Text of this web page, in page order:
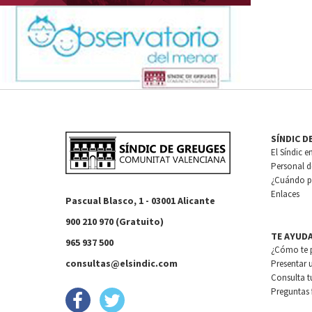
Pascual Blasco, 1 - 03001 Alicante
900 210 970 (Gratuito)
965 937 500
consultas@elsindic.com
SÍNDIC
El Síndic
Personal
¿Cuándo
Enlaces
TE
¿Cómo te
Presentar
Consulta
Preguntas